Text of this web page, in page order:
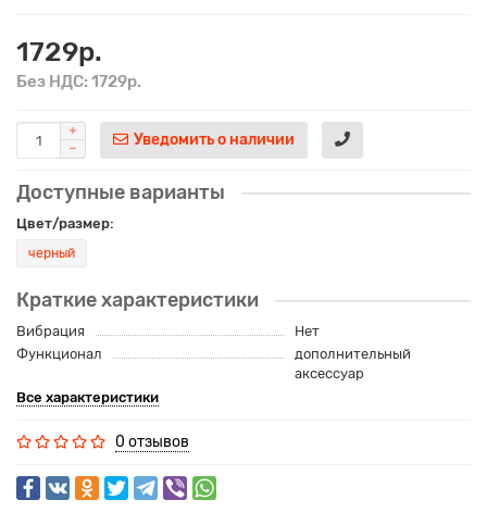
1729р.
Без НДС: 1729р.
Уведомить о наличии
Доступные варианты
Цвет/размер:
черный
Краткие характеристики
Вибрация
Нет
Функционал
дополнительный
аксессуар
Все характеристики
0 отзывов